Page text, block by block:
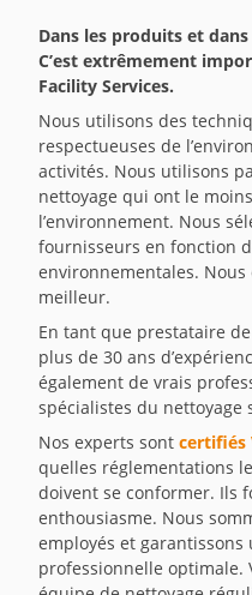
Dans les produits et
C’est extrêmement
Facility Services.
Nous utilisons des
respectueuses de
activités. Nous utilisons
nettoyage qui ont le
l’environnement. Nous
fournisseurs en fonction
environnementales.
meilleur.
En tant que prestataire
plus de 30 ans
également de vrais
spécialistes du nettoyage
Nos experts sont certifiés
quelles réglementations
doivent se conformer. Ils
enthousiasme. Nous
employés et garantissons
professionnelle optimale.